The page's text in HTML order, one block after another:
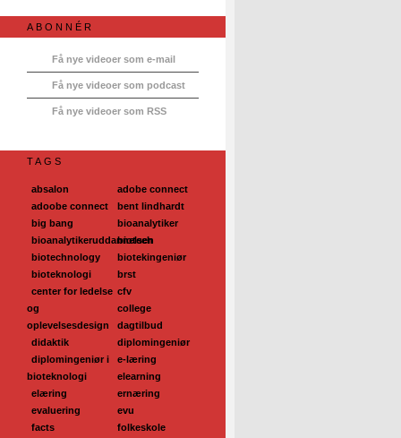
ABONNÉR
Få nye videoer som e-mail
Få nye videoer som podcast
Få nye videoer som RSS
TAGS
absalon
adobe connect
adoobe connect
bent lindhardt
big bang
bioanalytiker
bioanalytikeruddannelsen
biotech
biotechnology
biotekingeniør
bioteknologi
brst
center for ledelse
og
oplevelsesdesign
cfv
college
dagtilbud
didaktik
diplomingeniør
diplomingeniør i
bioteknologi
e-læring
elearning
elæring
ernæring
evaluering
evu
facts
folkeskole